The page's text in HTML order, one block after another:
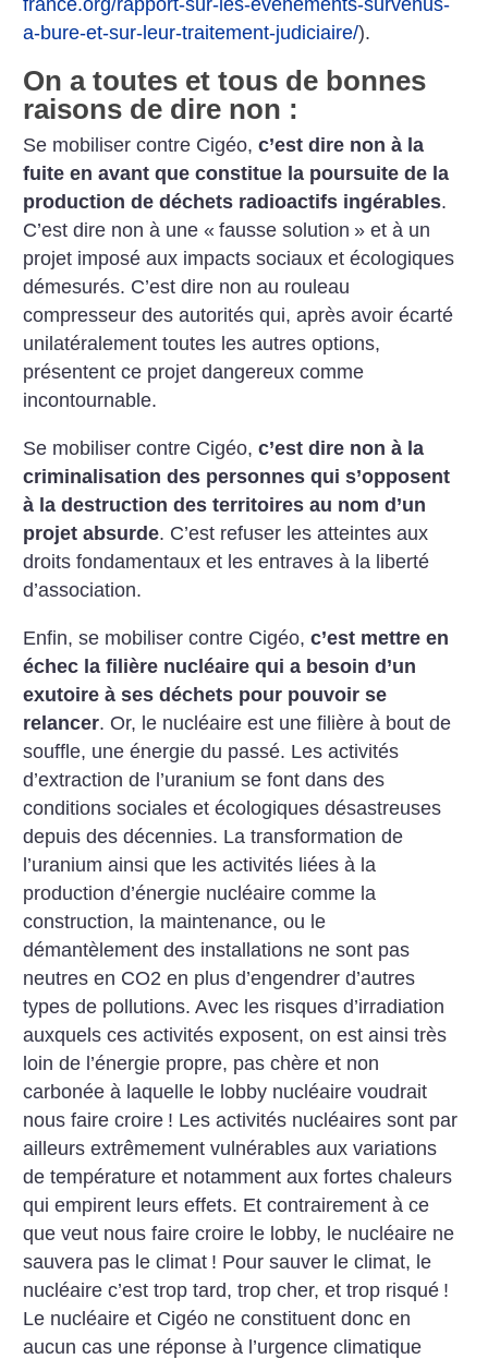
a-bure-et-sur-leur-traitement-judiciaire/).
On a toutes et tous de bonnes
raisons de dire non :
Se mobiliser contre Cigéo,c’est dire non à la
fuite en avant que constitue la poursuite de la
production de déchets radioactifs ingérables.
C’est dire non à une « fausse solution » et à un
projet imposé aux impacts sociaux et écologiques
démesurés. C’est dire non au rouleau
compresseur des autorités qui, après avoir écarté
unilatéralement toutes les autres options,
présentent ce projet dangereux comme
incontournable.
Se mobiliser contre Cigéo,c’est dire non à la
criminalisation des personnes qui s’opposent
à la destruction des territoires au nom d’un
projet absurde. C’est refuser les atteintes aux
droits fondamentaux et les entraves à la liberté
d’association.
Enfin, se mobiliser contre Cigéo,c’est mettre en
échec la filière nucléaire qui a besoin d’un
exutoire à ses déchets pour pouvoir se
relancer. Or, le nucléaire est une filière à bout de
souffle, une énergie du passé. Les activités
d’extraction de l’uranium se font dans des
conditions sociales et écologiques désastreuses
depuis des décennies. La transformation de
l’uranium ainsi que les activités liées à la
production d’énergie nucléaire comme la
construction, la maintenance, ou le
démantèlement des installations ne sont pas
neutres en CO2 en plus d’engendrer d’autres
types de pollutions. Avec les risques d’irradiation
auxquels ces activités exposent, on est ainsi très
loin de l’énergie propre, pas chère et non
carbonée à laquelle le lobby nucléaire voudrait
nous faire croire ! Les activités nucléaires sont par
ailleurs extrêmement vulnérables aux variations
de température et notamment aux fortes chaleurs
qui empirent leurs effets. Et contrairement à ce
que veut nous faire croire le lobby, le nucléaire ne
sauvera pas le climat ! Pour sauver le climat, le
nucléaire c’est trop tard, trop cher, et trop risqué !
Le nucléaire et Cigéo ne constituent donc en
aucun cas une réponse à l’urgence climatique